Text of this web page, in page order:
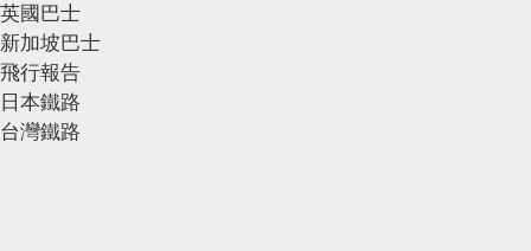
英國巴士
新加坡巴士
飛行報告
日本鐵路
台灣鐵路